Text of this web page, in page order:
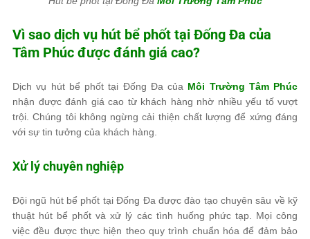
Vì sao dịch vụ hút bể phốt tại Đống Đa của
Tâm Phúc được đánh giá cao?
Dịch vụ hút bể phốt tại Đống Đa của Môi Trường Tâm Phúc
nhận được đánh giá cao từ khách hàng nhờ nhiều yếu tố vượt
trội. Chúng tôi không ngừng cải thiện chất lượng để xứng đáng
với sự tin tưởng của khách hàng.
Xử lý chuyên nghiệp
Đội ngũ hút bể phốt tại Đống Đa được đào tạo chuyên sâu về kỹ
thuật hút bể phốt và xử lý các tình huống phức tạp. Mọi công
việc đều được thực hiện theo quy trình chuẩn hóa để đảm bảo